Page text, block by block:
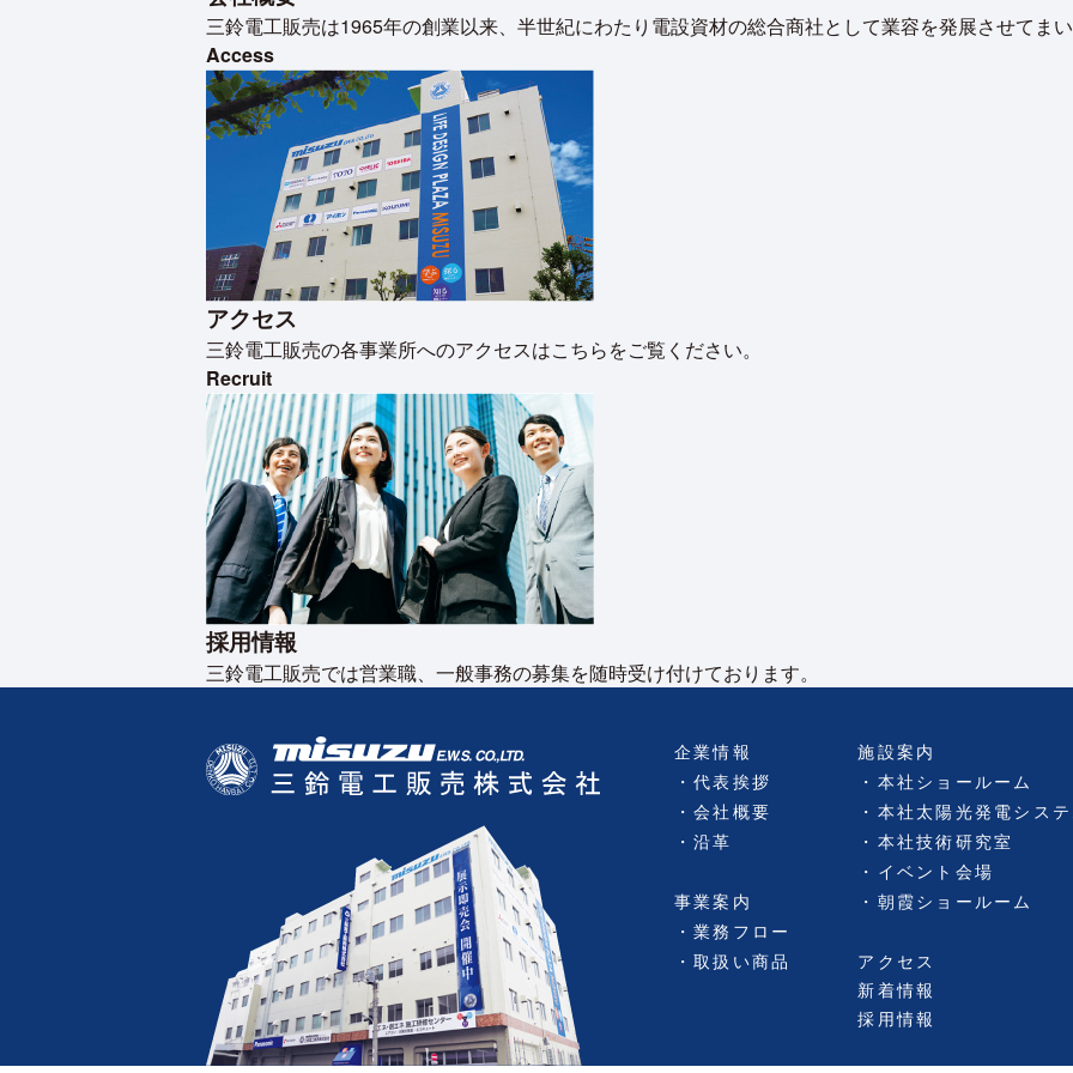
三鈴電工販売は1965年の創業以来、半世紀にわたり電設資材の総合商社として業容を発展させてまい
Access
アクセス
三鈴電工販売の各事業所へのアクセスはこちらをご覧ください。
Recruit
採用情報
三鈴電工販売では営業職、一般事務の募集を随時受け付けております。
企業情報
代表挨拶
会社概要
沿革
事業案内
業務フロー
取扱い商品
施設案内
本社ショールーム
本社太陽光発電システ
本社技術研究室
イベント会場
朝霞ショールーム
アクセス
新着情報
採用情報